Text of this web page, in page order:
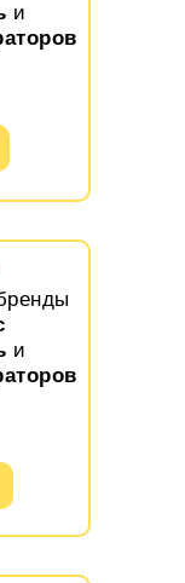
и
и